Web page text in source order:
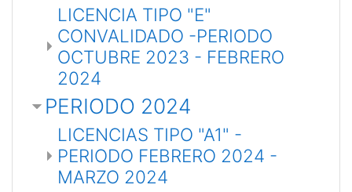
LICENCIA TIPO "E"
CONVALIDADO -PERIODO
OCTUBRE 2023 - FEBRERO
2024
PERIODO 2024
LICENCIAS TIPO "A1" -
PERIODO FEBRERO 2024 -
MARZO 2024